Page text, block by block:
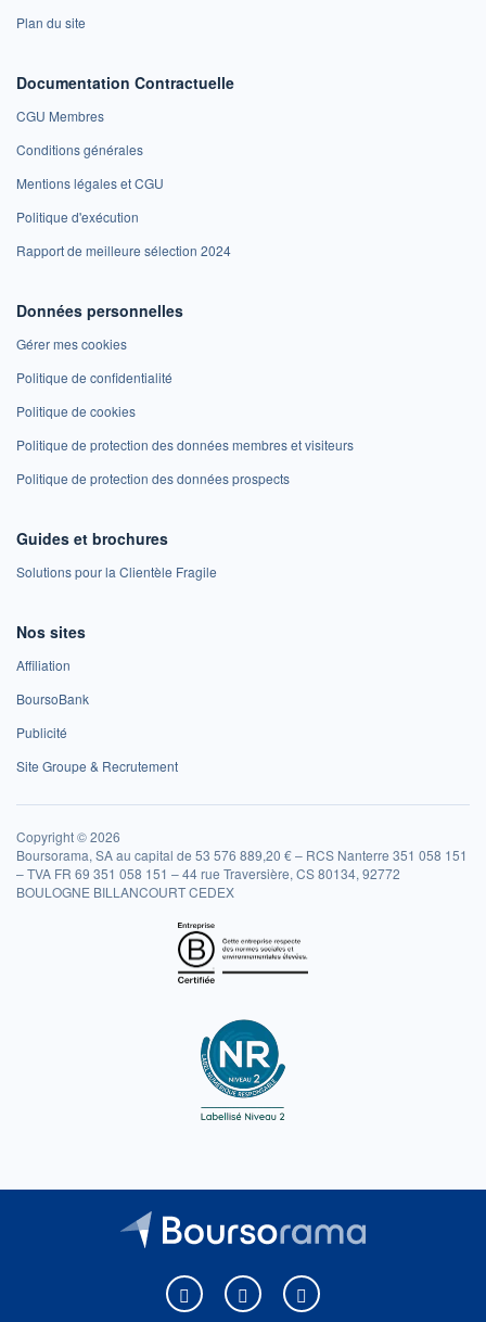
Plan du site
Documentation Contractuelle
CGU Membres
Conditions générales
Mentions légales et CGU
Politique d'exécution
Rapport de meilleure sélection 2024
Données personnelles
Gérer mes cookies
Politique de confidentialité
Politique de cookies
Politique de protection des données membres et visiteurs
Politique de protection des données prospects
Guides et brochures
Solutions pour la Clientèle Fragile
Nos sites
Affiliation
BoursoBank
Publicité
Site Groupe & Recrutement
Copyright © 2026
Boursorama, SA au capital de 53 576 889,20 € – RCS Nanterre 351 058 151
– TVA FR 69 351 058 151 – 44 rue Traversière, CS 80134, 92772
BOULOGNE BILLANCOURT CEDEX
Boursorama sur Facebook
Boursorama sur XBoursorama sur